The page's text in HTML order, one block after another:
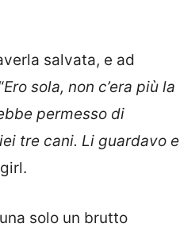
salvata, e ad
Ero sola, non c’era più la
permesso di
tre cani. Li guardavo e
solo un brutto